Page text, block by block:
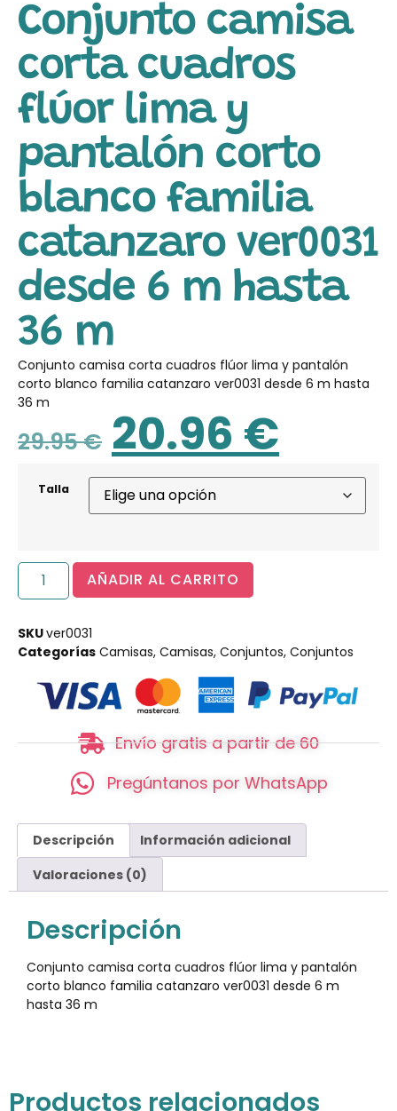
Conjunto camisa
corta cuadros
flúor lima y
pantalón corto
blanco familia
catanzaro ver0031
desde 6 m hasta
36 m
Conjunto camisa corta cuadros flúor lima y pantalón
corto blanco familia catanzaro ver0031 desde 6 m hasta
36 m
29.95€ 20.96 €
Talla
AÑADIR AL CARRITO
SKUver0031
Categorías Camisas, Camisas, Conjuntos, Conjuntos
Envío gratis a partir de 60
Pregúntanos por WhatsApp
Descripción
Información adicional
Valoraciones (0)
Descripción
Conjunto camisa corta cuadros flúor lima y pantalón
corto blanco familia catanzaro ver0031 desde 6 m
hasta 36 m
Productos relacionados